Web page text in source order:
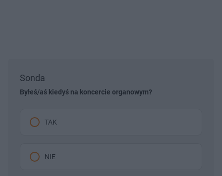
Sonda
Byłeś/aś kiedyś na koncercie organowym?
TAK
NIE